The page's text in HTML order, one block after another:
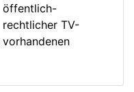
öffentlich-
rechtlicher TV-